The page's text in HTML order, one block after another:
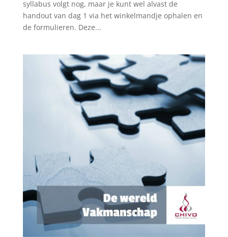
syllabus volgt nog, maar je kunt wel alvast de
handout van dag 1 via het winkelmandje ophalen en
de formulieren. Deze...